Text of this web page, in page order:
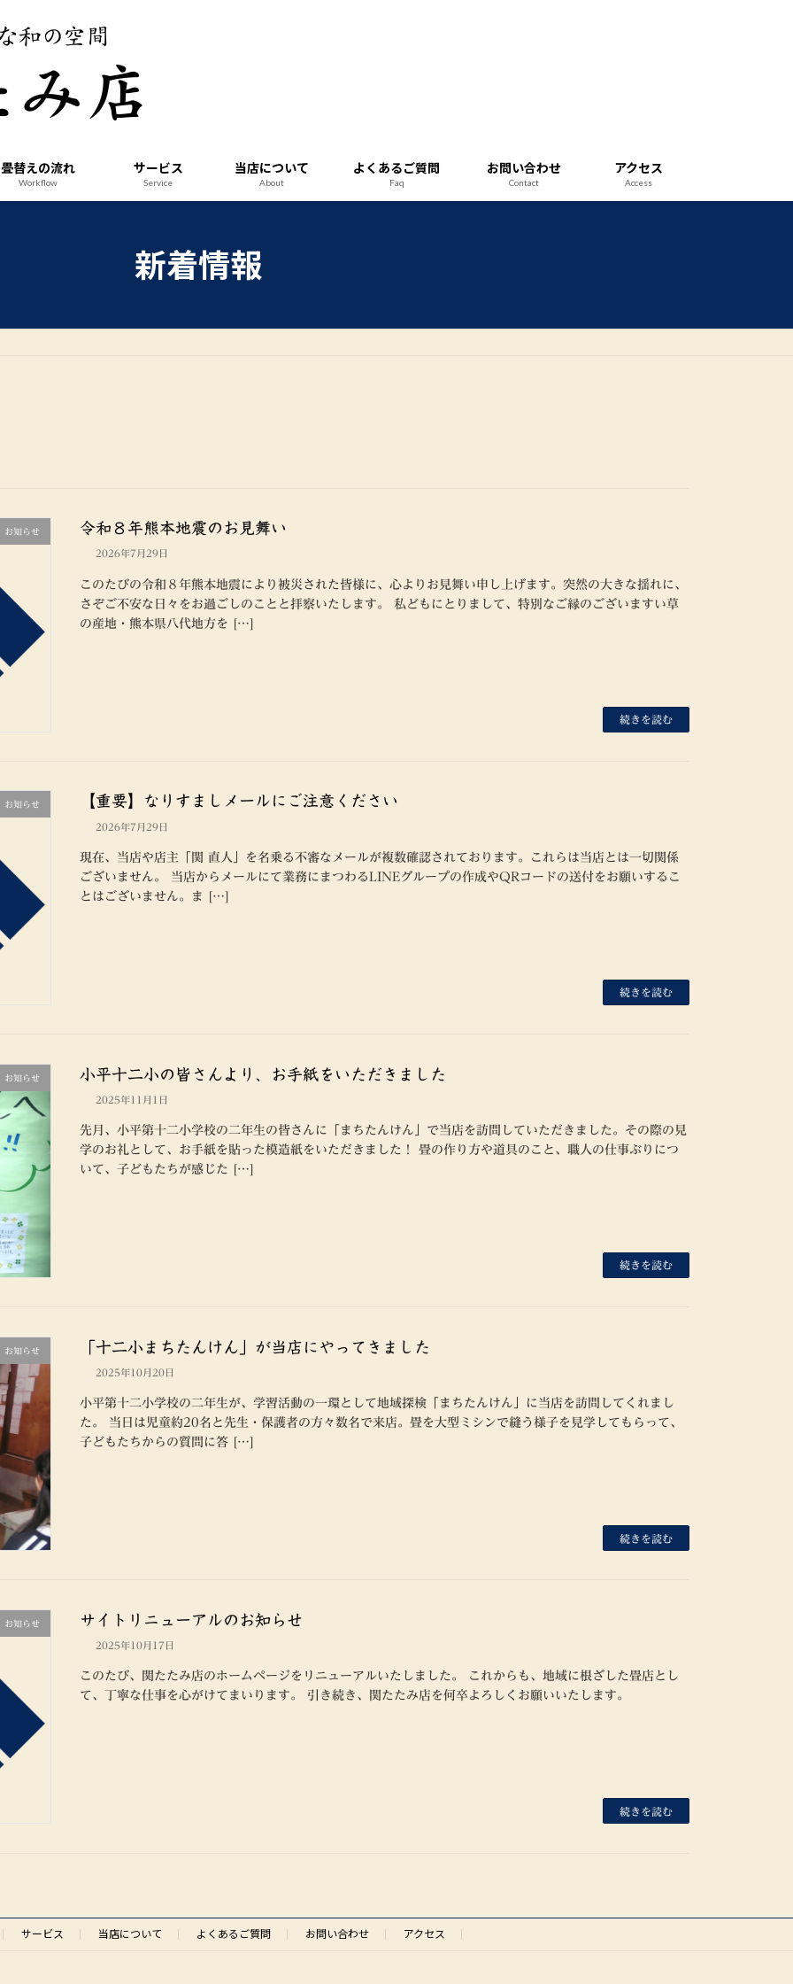
畳替えの流れ
Workflow
サービス
Service
当店について
About
よくあるご質問
Faq
お問い合わせ
Contact
アクセス
Access
新着情報
お知らせ 令和８年熊本地震のお見舞い
2026年7月29日
このたびの令和８年熊本地震により被災された皆様に、心よりお見舞い申し上げます。突然の大きな揺れに、
さぞご不安な日々をお過ごしのことと拝察いたします。 私どもにとりまして、特別なご縁のございますい草
の産地・熊本県八代地方を […]
続きを読む
お知らせ 【重要】なりすましメールにご注意ください
2026年7月29日
現在、当店や店主「関 直人」を名乗る不審なメールが複数確認されております。これらは当店とは一切関係
ございません。 当店からメールにて業務にまつわるLINEグループの作成やQRコードの送付をお願いするこ
とはございません。ま […]
続きを読む
お知らせ 小平十二小の皆さんより、お手紙をいただきました
2025年11月1日
先月、小平第十二小学校の二年生の皆さんに「まちたんけん」で当店を訪問していただきました。その際の見
学のお礼として、お手紙を貼った模造紙をいただきました！ 畳の作り方や道具のこと、職人の仕事ぶりにつ
いて、子どもたちが感じた […]
続きを読む
お知らせ 「十二小まちたんけん」が当店にやってきました
2025年10月20日
小平第十二小学校の二年生が、学習活動の一環として地域探検「まちたんけん」に当店を訪問してくれまし
た。 当日は児童約20名と先生・保護者の方々数名で来店。畳を大型ミシンで縫う様子を見学してもらって、
子どもたちからの質問に答 […]
続きを読む
お知らせ サイトリニューアルのお知らせ
2025年10月17日
このたび、関たたみ店のホームページをリニューアルいたしました。 これからも、地域に根ざした畳店とし
て、丁寧な仕事を心がけてまいります。 引き続き、関たたみ店を何卒よろしくお願いいたします。
続きを読む
サービス 当店について よくあるご質問 お問い合わせ アクセス